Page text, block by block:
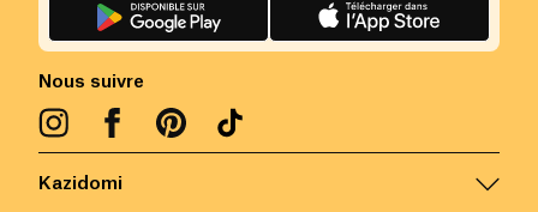
Kazidomi
Nous suivre